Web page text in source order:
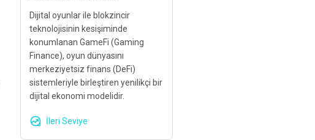
Dijital oyunlar ile blokzincir
teknolojisinin kesişiminde
konumlanan GameFi (Gaming
Finance), oyun dünyasını
merkeziyetsiz finans (DeFi)
sistemleriyle birleştiren yenilikçi bir
dijital ekonomi modelidir.
İleri Seviye